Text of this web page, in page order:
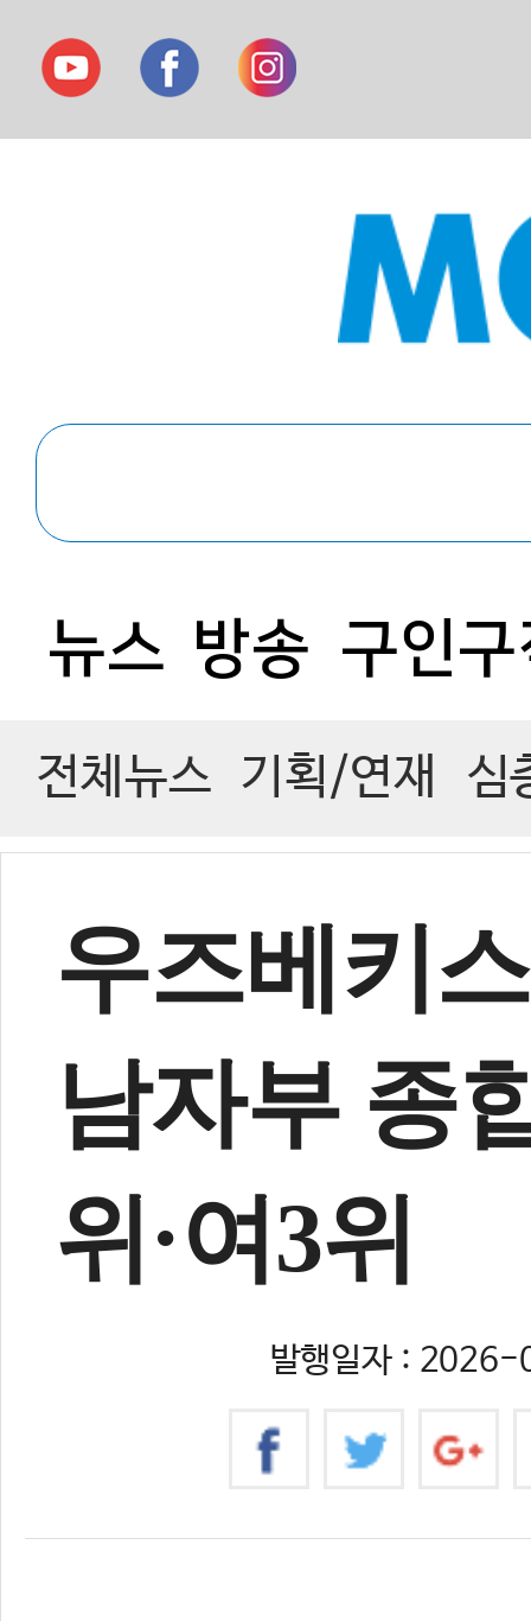
뉴스 방송 구인
전체뉴스 기획/연재 심
우즈베키
남자부 종
위·여3위
발행일자 :